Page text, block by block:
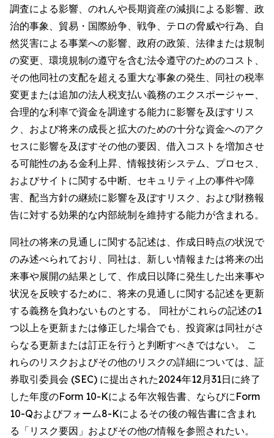
調査による影響、のれんや長期資産の減損による影響、政
治的事象、貿易・国際紛争、戦争、テロの脅威や行為、自
然災害による事業への影響、政府の政策、法律または規制
の変更、環境規制の遵守を含む法令遵守のためのコスト、
その他同社の支配を超える重大な事象の発生、同社の税率
変更または追加の法人税支払い義務のエクスポージャー、
合理的な利率で資金を調達する能力に影響を及ぼすリス
ク、および将来の成長と拡大のための十分な資金へのアク
セスに影響を及ぼすその他の要因、借入コストを増加させ
る可能性のある金利上昇、情報技術システム、プロセス、
およびサイトに関する中断、セキュリティ上の事件や障
害、配当方針の継続に影響を及ぼすリスク、および財務報
告に対する効果的な内部統制を維持する能力が含まれる。
同社の将来の見通しに関する記述は、作成日時点の状況で
のみ述べられており、同社は、新しい情報または将来の出
来事や展開の結果として、作成日以降に発生した出来事や
状況を反映するために、将来の見通しに関する記述を更新
する義務を負わないものとする。 同社がこれらの記述の1
つ以上を更新または修正した場合でも、投資家は同社がさ
らなる更新または訂正を行うと判断すべきではない。 こ
れらのリスクおよびその他のリスクの詳細については、証
券取引委員会 (SEC) に提出された2024年12月31日に終了
した年度のForm 10-Kによる年次報告書、ならびにForm
10-Qおよびフォーム8-Kによるその後の報告書に含まれ
る「リスク要因」およびその他の情報を参照されたい。